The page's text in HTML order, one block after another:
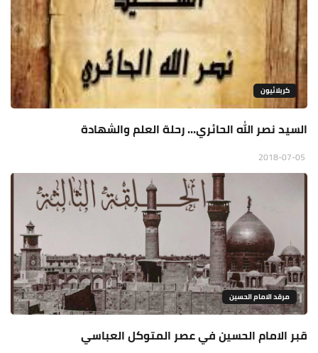
كربلائيون
السيد نصر الله الحائري... رحلة العلم والشهادة
مرقد الامام الحسين
قبر الامام الحسين في عصر المتوكل العباسي